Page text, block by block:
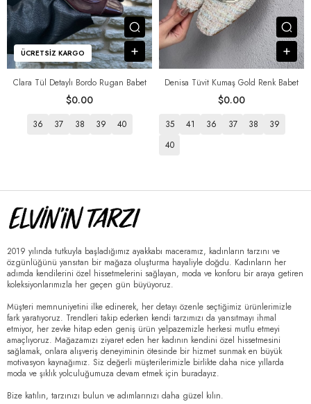
Clara Tül Detaylı Bordo Rugan Babet
$0.00
ÜCRETSIZ KARGO
Ürünü İncele
Sepete Ekle
36 37 38 39 40
Denisa Tüvit Kumaş Gold Renk Babet
$0.00
35 41 36 37 38
39
40
2019 yılında tutkuyla başladığımız ayakkabı maceramız, kadınların tarzını ve
özgünlüğünü yansıtan bir mağaza oluşturma hayaliyle doğdu. Kadınların her
adımda kendilerini özel hissetmelerini sağlayan, moda ve konforu bir araya getiren
koleksiyonlarımızla her geçen gün büyüyoruz.
Müşteri memnuniyetini ilke edinerek, her detayı özenle seçtiğimiz ürünlerimizle
fark yaratıyoruz. Trendleri takip ederken kendi tarzımızı da yansıtmayı ihmal
etmiyor, her zevke hitap eden geniş ürün yelpazemizle herkesi mutlu etmeyi
amaçlıyoruz. Mağazamızı ziyaret eden her kadının kendini özel hissetmesini
sağlamak, onlara alışveriş deneyiminin ötesinde bir hizmet sunmak en büyük
motivasyon kaynağımız. Siz değerli müşterilerimizle birlikte daha nice yıllarda
moda ve şıklık yolculuğumuza devam etmek için buradayız.
Bize katılın, tarzınızı bulun ve adımlarınızı daha güzel kılın.